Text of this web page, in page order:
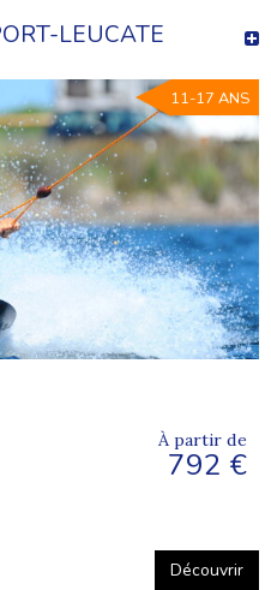
LEUCATE
11-17 ANS
À partir de
792 €
Découvrir